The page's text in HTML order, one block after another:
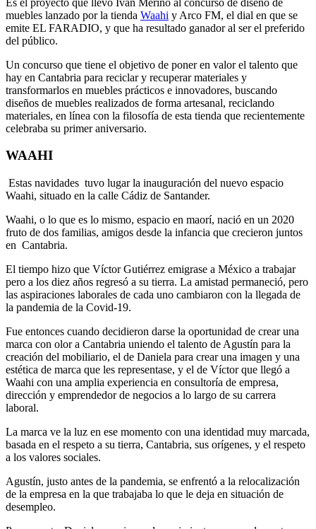
muebles lanzado por la tienda Waahi y Arco FM, el dial en que se
emite EL FARADIO, y que ha resultado ganador al ser el preferido
del público.
Un concurso que tiene el objetivo de poner en valor el talento que
hay en Cantabria para reciclar y recuperar materiales y
transformarlos en muebles prácticos e innovadores, buscando
diseños de muebles realizados de forma artesanal, reciclando
materiales, en línea con la filosofía de esta tienda que recientemente
celebraba su primer aniversario.
WAAHI
Estas navidades tuvo lugar la inauguración del nuevo espacio
Waahi, situado en la calle Cádiz de Santander.
Waahi, o lo que es lo mismo, espacio en maorí, nació en un 2020
fruto de dos familias, amigos desde la infancia que crecieron juntos
en Cantabria.
El tiempo hizo que Víctor Gutiérrez emigrase a México a trabajar
pero a los diez años regresó a su tierra. La amistad permaneció, pero
las aspiraciones laborales de cada uno cambiaron con la llegada de
la pandemia de la Covid-19.
Fue entonces cuando decidieron darse la oportunidad de crear una
marca con olor a Cantabria uniendo el talento de Agustín para la
creación del mobiliario, el de Daniela para crear una imagen y una
estética de marca que les representase, y el de Víctor que llegó a
Waahi con una amplia experiencia en consultoría de empresa,
dirección y emprendedor de negocios a lo largo de su carrera
laboral.
La marca ve la luz en ese momento con una identidad muy marcada,
basada en el respeto a su tierra, Cantabria, sus orígenes, y el respeto
a los valores sociales.
Agustín, justo antes de la pandemia, se enfrentó a la relocalización
de la empresa en la que trabajaba lo que le deja en situación de
desempleo.